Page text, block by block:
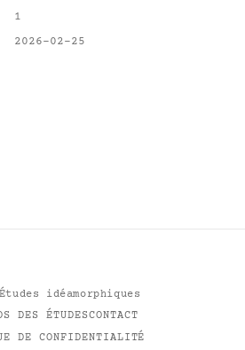
1
2026-02-25
idéamorphiques
DES ÉTUDESCONTACT
DE CONFIDENTIALITÉ